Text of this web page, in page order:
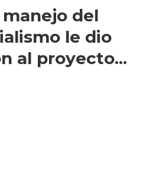
del
le dio
al proyecto...